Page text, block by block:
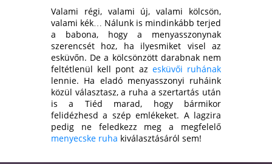
Valami régi, valami új, valami kölcsön,
valami kék… Nálunk is mindinkább terjed
a babona, hogy a menyasszonynak
szerencsét hoz, ha ilyesmiket visel az
esküvőn. De a kölcsönzött darabnak nem
feltétlenül kell pont az esküvői ruhának
lennie. Ha eladó menyasszonyi ruháink
közül választasz, a ruha a szertartás után
is a Tiéd marad, hogy bármikor
felidézhesd a szép emlékeket. A lagzira
pedig ne feledkezz meg a megfelelő
menyecske ruha kiválasztásáról sem!